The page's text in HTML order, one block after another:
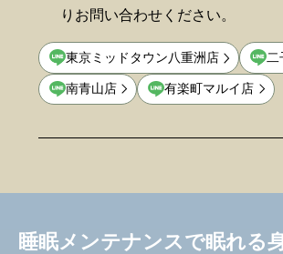
りお問い合わせください。
東京ミッドタウン八重洲店
南青山店 有楽町マルイ店
睡眠メンテナンスで眠れる